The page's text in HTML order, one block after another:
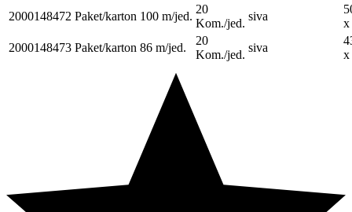
2000148472 Paket/karton 100 m/jed.
20
Kom./jed.
siva
x
2000148473 Paket/karton 86 m/jed.
20
Kom./jed.
siva
x